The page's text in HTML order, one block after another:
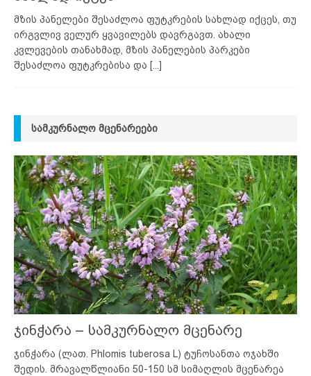
მზის პანელები შესაძლოა ფუტკრების სახლად იქცეს, თუ
ირგვლივ ველურ ყვავილებს დავრგავთ. ახალი
კვლევების თანახმად, მზის პანელების პარკები
შესაძლოა ფუტკრებისა და [...]
ᲡᲐᲛᲙᲣᲠᲜᲐᲚᲝ ᲛᲪᲔᲜᲐᲠᲔᲔᲑᲘ
ჯინჭარა – სამკურნალო მცენარე
ჯინჭარა (ლათ. Phlomis tuberosa L) ტუჩოსანთა ოჯახში
შედის. მრავალწლიანი 50-150 სმ სიმაღლის მცენარეა